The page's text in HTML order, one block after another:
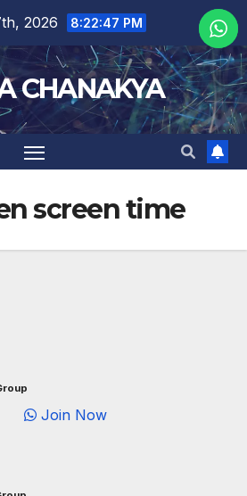
2026 8:22:47 PM
CHANAKYA
screen time
Join Now